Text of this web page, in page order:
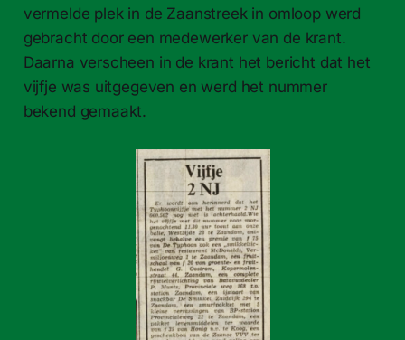
vermelde plek in de Zaanstreek in omloop werd
gebracht door een medewerker van de krant.
Daarna verscheen in de krant het bericht dat het
vijfje was uitgegeven en werd het nummer
bekend gemaakt.